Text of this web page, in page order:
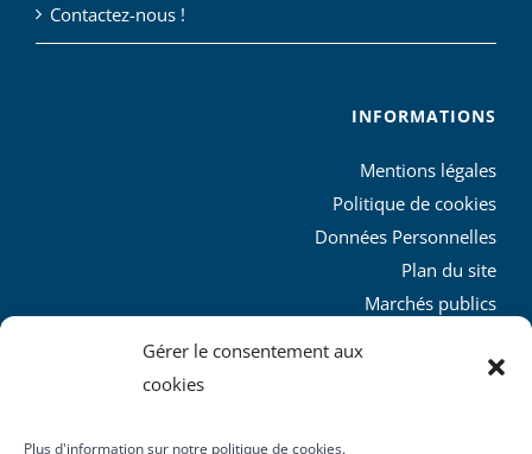
Gérer le consentement aux
cookies
Plus d'information sur notre politique de cookies.
Contactez-nous !
INFORMATIONS
Mentions légales
Politique de cookies
Données Personnelles
Plan du site
Marchés publics
L’agglo recrute